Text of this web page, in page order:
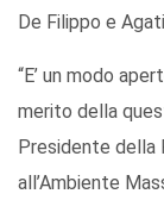
De Filippo e
“E’ un modo
merito della
Presidente della
all’Ambiente